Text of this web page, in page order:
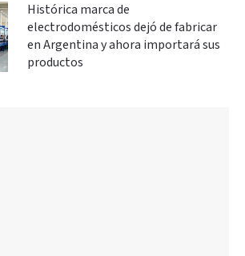
Histórica marca de
electrodomésticos dejó de fabricar
en Argentina y ahora importará sus
productos